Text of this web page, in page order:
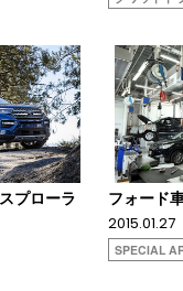
プローラ
フォード
2015.01.27
SPECIAL